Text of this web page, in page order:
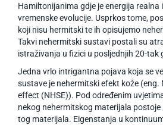
Hamiltonijanima gdje je energija realna
vremenske evolucije. Usprkos tome,
koji nisu hermitski te ih opisujemo
Takvi nehermitski sustavi postali su
istraživanja u fizici u posljednjih 20-tak
Jedna vrlo intrigantna pojava koja se
sustave je nehermitski efekt kože (eng.
effect (NHSE)). Pod određenim
nekog nehermitskog materijala
tog materijala. Eigenstanja u